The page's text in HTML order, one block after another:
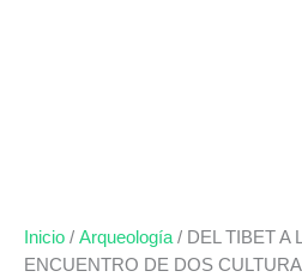
Inicio / Arqueología / DEL TIBET A
ENCUENTRO DE DOS